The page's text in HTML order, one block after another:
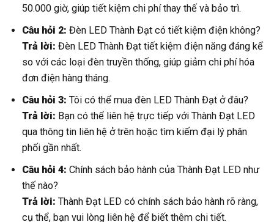
50.000 giờ, giúp tiết kiệm chi phí thay thế và bảo trì.
Câu hỏi 2: Đèn LED Thành Đạt có tiết kiệm điện không?
Trả lời: Đèn LED Thành Đạt tiết kiệm điện năng đáng kể
so với các loại đèn truyền thống, giúp giảm chi phí hóa
đơn điện hàng tháng.
Câu hỏi 3: Tôi có thể mua đèn LED Thành Đạt ở đâu?
Trả lời: Bạn có thể liên hệ trực tiếp với Thành Đạt LED
qua thông tin liên hệ ở trên hoặc tìm kiếm đại lý phân
phối gần nhất.
Câu hỏi 4: Chính sách bảo hành của Thành Đạt LED như
thế nào?
Trả lời: Thành Đạt LED có chính sách bảo hành rõ ràng,
cụ thể, bạn vui lòng liên hệ để biết thêm chi tiết.